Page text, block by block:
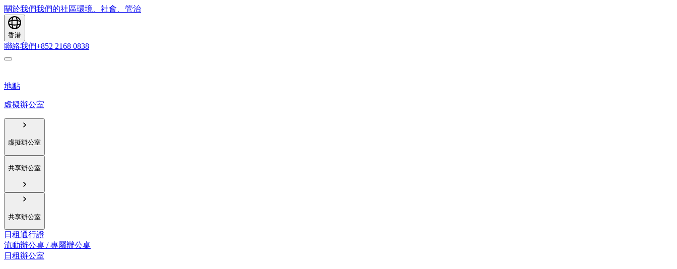
關於我們我們的社區環境、社會、管治
香港
聯絡我們+852 2168 0838
地點
虛擬辦公室
虛擬辦公室
共享辦公室
共享辦公室
日租通行證
流動辦公桌 / 專屬辦公桌
日租辦公室